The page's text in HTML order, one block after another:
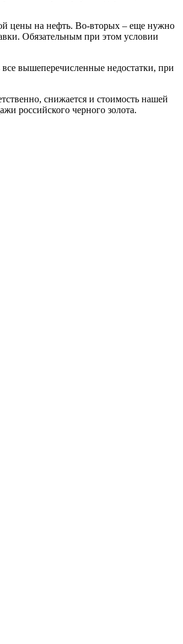
цены на нефть. Во-вторых – еще нужно
Обязательным при этом условии
вышеперечисленные недостатки, при
снижается и стоимость нашей
российского черного золота.